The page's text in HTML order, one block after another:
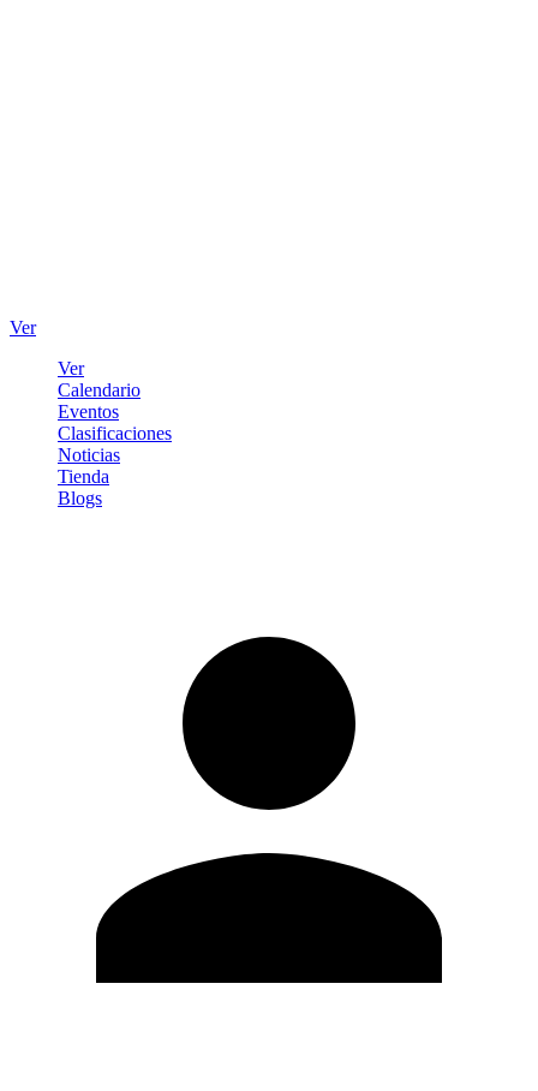
Ver
Ver
Calendario
Eventos
Clasificaciones
Noticias
Tienda
Blogs